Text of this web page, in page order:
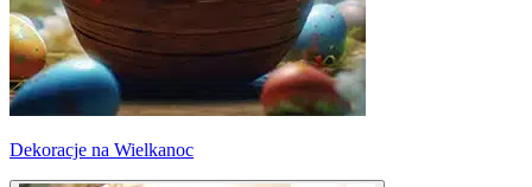
Dekoracje na Wielkanoc